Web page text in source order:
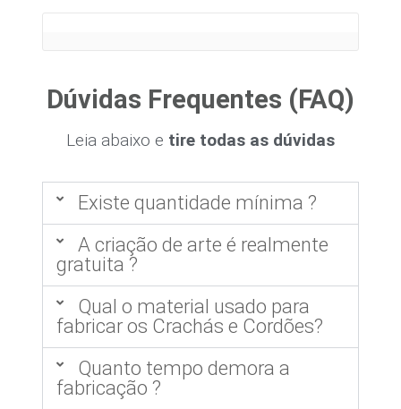
Dúvidas Frequentes (FAQ)
Leia abaixo e tire todas as dúvidas
Existe quantidade mínima ?
A criação de arte é realmente
gratuita ?
Qual o material usado para
fabricar os Crachás e Cordões?
Quanto tempo demora a
fabricação ?